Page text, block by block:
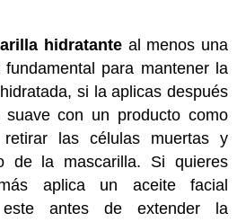
hidratanteal menos una
para mantener la
si la aplicas después
con un producto como
las células muertas y
de la mascarilla. Si quieres
aplica un aceite facial
este antes de extender la